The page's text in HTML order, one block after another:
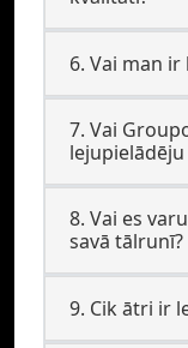
6. Vai man
7. Vai
8. Vai es
savā tālrunī?
9. Cik ātri ir